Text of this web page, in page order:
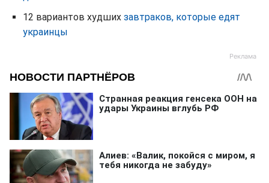
12 вариантов худших завтраков, которые едят
украинцы